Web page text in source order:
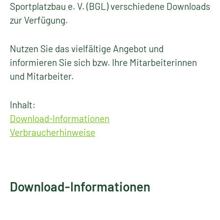
Sportplatzbau e. V. (BGL) verschiedene Downloads
zur Verfügung.
Nutzen Sie das vielfältige Angebot und
informieren Sie sich bzw. Ihre Mitarbeiterinnen
und Mitarbeiter.
Inhalt:
Download-Informationen
Verbraucherhinweise
Download-Informationen